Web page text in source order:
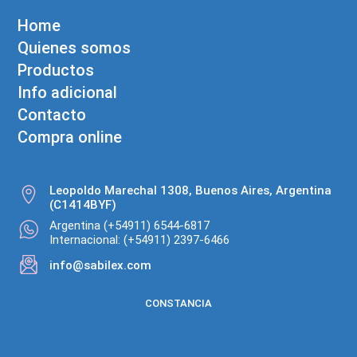
Home
Quienes somos
Productos
Info adicional
Contacto
Compra online
Leopoldo Marechal 1308, Buenos Aires, Argentina
(C1414BYF)
Argentina (+54911) 6544-6817
Internacional: (+54911) 2397-6466
info@sabilex.com
CONSTANCIA